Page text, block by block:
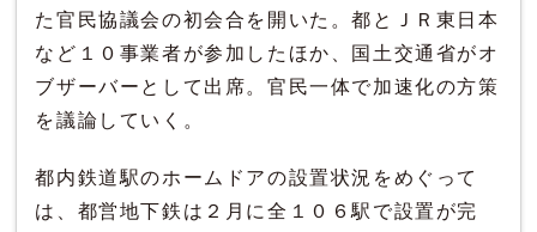
た官民協議会の初会合を開いた。都とＪＲ東日本
など１０事業者が参加したほか、国土交通省がオ
ブザーバーとして出席。官民一体で加速化の方策
を議論していく。
都内鉄道駅のホームドアの設置状況をめぐって
は、都営地下鉄は２月に全１０６駅で設置が完